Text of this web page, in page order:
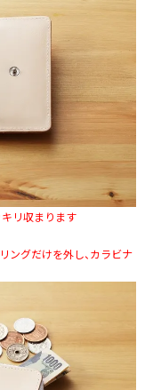
リ収まります
ングだけを外し、カラビナ